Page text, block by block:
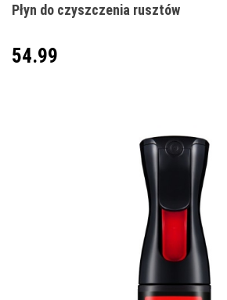
Płyn do czyszczenia rusztów
54.99